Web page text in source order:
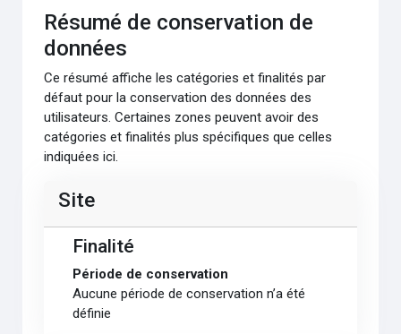
Résumé de conservation de
données
Ce résumé affiche les catégories et finalités par
défaut pour la conservation des données des
utilisateurs. Certaines zones peuvent avoir des
catégories et finalités plus spécifiques que celles
indiquées ici.
Site
Finalité
Période de conservation
Aucune période de conservation n’a été
définie